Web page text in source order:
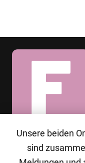
© 2026 MG
MG
Unsere beiden
sind